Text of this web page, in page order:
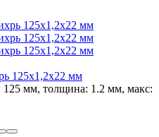
125х1,2х22 мм
мм, толщина: 1.2 мм, макс: